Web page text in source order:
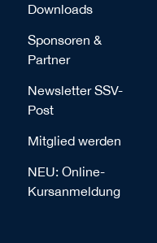
Downloads
Sponsoren &
Partner
Newsletter SSV-
Post
Mitglied werden
NEU: Online-
Kursanmeldung